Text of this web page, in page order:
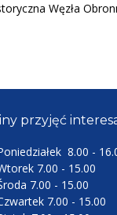
Węzła
przyjęć
8.00 -
7.00 - 15.00
7.00 - 15.00
7.00 - 15.00